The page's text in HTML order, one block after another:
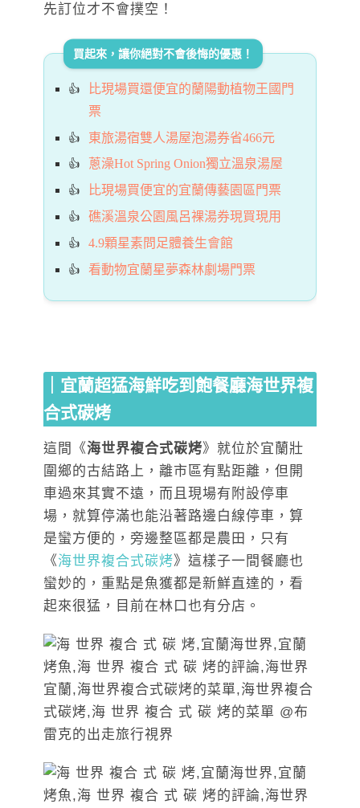
先訂位才不會撲空！
買起來，讓你絕對不會後悔的優惠！
比現場買還便宜的蘭陽動植物王國門
票
東旅湯宿雙人湯屋泡湯券省466元
蔥澡Hot Spring Onion獨立溫泉湯屋
比現場買便宜的宜蘭傳藝園區門票
礁溪溫泉公園風呂裸湯券現買現用
4.9顆星素問足體養生會館
看動物宜蘭星夢森林劇場門票
｜宜蘭超猛海鮮吃到飽餐廳海世界複
合式碳烤
這間《海世界複合式碳烤》就位於宜蘭壯
圍鄉的古結路上，離市區有點距離，但開
車過來其實不遠，而且現場有附設停車
場，就算停滿也能沿著路邊白線停車，算
是蠻方便的，旁邊整區都是農田，只有
《海世界複合式碳烤》這樣子一間餐廳也
蠻妙的，重點是魚獲都是新鮮直達的，看
起來很猛，目前在林口也有分店。